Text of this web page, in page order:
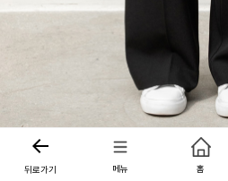
뒤로가기 메뉴 홈